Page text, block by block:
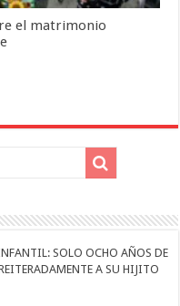
el matrimonio
SOLO OCHO AÑOS DE
A SU HIJITO